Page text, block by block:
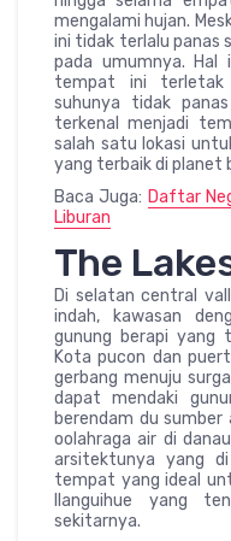
mengalami hujan.
ini tidak terlalu panas
pada umumnya.
tempat ini terletak
suhunya tidak
terkenal menjadi
salah satu lokasi
yang terbaik di planet
Baca Juga: Daftar
Liburan
The
Di selatan central
indah, kawasan
gunung berapi yang
Kota pucon dan
gerbang menuju
dapat mendaki
berendam du
oolahraga air di
arsitektunya yang di
tempat yang ideal
llanguihue yang
sekitarnya.